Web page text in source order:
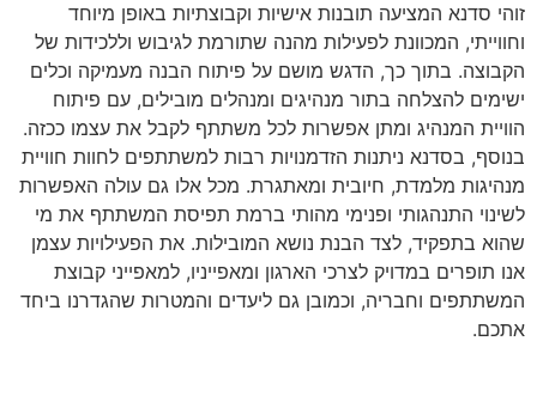
זוהי סדנא המציעה תובנות אישיות וקבוצתיות באופן מיוחד
וחווייתי, המכוונת לפעילות מהנה שתורמת לגיבוש וללכידות של
הקבוצה. בתוך כך, הדגש מושם על פיתוח הבנה מעמיקה וכלים
ישימים להצלחה בתור מנהיגים ומנהלים מובילים, עם פיתוח
הוויית המנהיג ומתן אפשרות לכל משתתף לקבל את עצמו ככזה.
בנוסף, בסדנא ניתנות הזדמנויות רבות למשתתפים לחוות חוויית
מנהיגות מלמדת, חיובית ומאתגרת. מכל אלו גם עולה האפשרות
לשינוי התנהגותי ופנימי מהותי ברמת תפיסת המשתתף את מי
שהוא בתפקיד, לצד הבנת נושא המובילות. את הפעילויות עצמן
אנו תופרים במדויק לצרכי הארגון ומאפייניו, למאפייני קבוצת
המשתתפים וחבריה, וכמובן גם ליעדים והמטרות שהגדרנו ביחד
אתכם.